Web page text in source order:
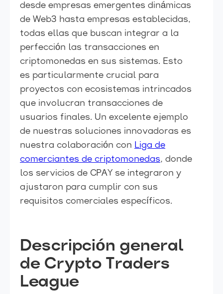
desde empresas emergentes dinámicas
de Web3 hasta empresas establecidas,
todas ellas que buscan integrar a la
perfección las transacciones en
criptomonedas en sus sistemas. Esto
es particularmente crucial para
proyectos con ecosistemas intrincados
que involucran transacciones de
usuarios finales. Un excelente ejemplo
de nuestras soluciones innovadoras es
nuestra colaboración con Liga de
comerciantes de criptomonedas, donde
los servicios de CPAY se integraron y
ajustaron para cumplir con sus
requisitos comerciales específicos.
Descripción general
de Crypto Traders
League